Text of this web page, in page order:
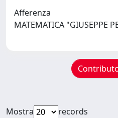
Afferenza
MATEMATICA "GIUSEPPE
Mostra
records